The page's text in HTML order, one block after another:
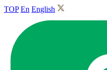
TOP En English